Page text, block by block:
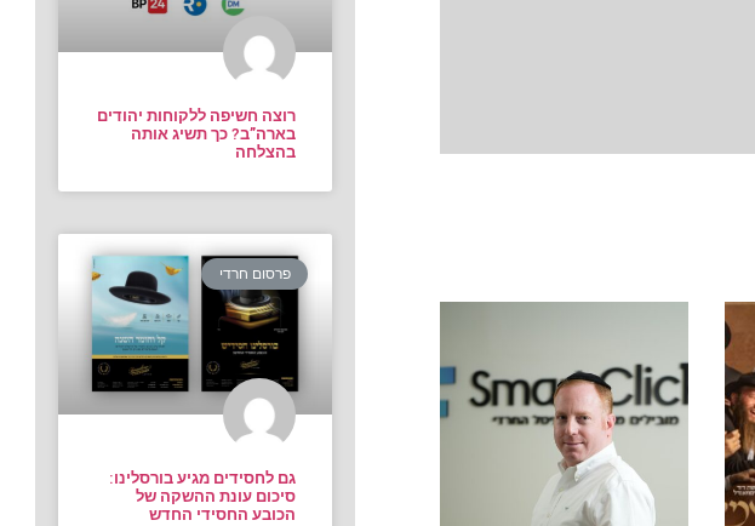
רוצה חשיפה ללקוחות יהודים
בארה”ב? כך תשיג אותה
בהצלחה
פרסום חרדי
גם לחסידים מגיע בורסלינו:
סיכום עונת ההשקה של
הכובע החסידי החדש